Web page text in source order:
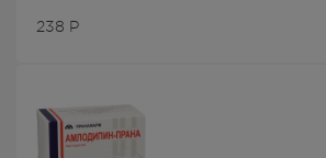
238 Р